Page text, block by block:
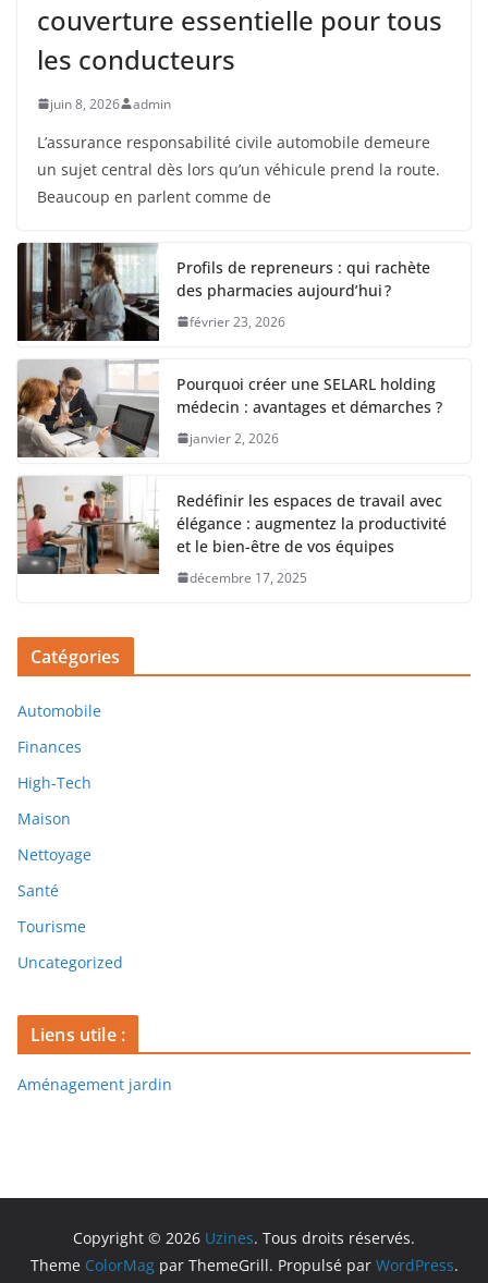
couverture essentielle pour tous
les conducteurs
juin 8, 2026 admin
L’assurance responsabilité civile automobile demeure
un sujet central dès lors qu’un véhicule prend la route.
Beaucoup en parlent comme de
Profils de repreneurs : qui rachète
des pharmacies aujourd’hui ?
février 23, 2026
Pourquoi créer une SELARL holding
médecin : avantages et démarches ?
janvier 2, 2026
Redéfinir les espaces de travail avec
élégance : augmentez la productivité
et le bien-être de vos équipes
décembre 17, 2025
Catégories
Automobile
Finances
High-Tech
Maison
Nettoyage
Santé
Tourisme
Uncategorized
Liens utile :
Aménagement jardin
Copyright © 2026 Uzines. Tous droits réservés.
Theme ColorMagpar ThemeGrill. Propulsé par WordPress.